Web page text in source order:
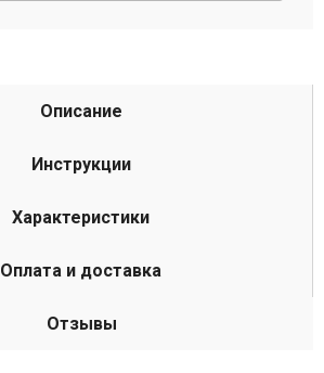
Описание
Инструкции
Характеристики
Оплата и доставка
Отзывы